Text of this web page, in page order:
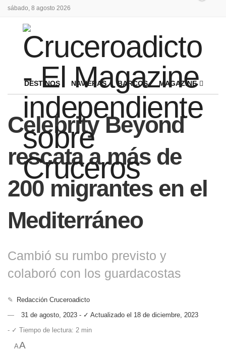
sábado, 8 agosto 2026
DESTINOS NAVIERAS BARCOS MAGAZINE
Celebrity Beyond
rescata a más de
200 migrantes en el
Mediterráneo
Cambió su rumbo previsto y
colaboró con los guardacostas
✎
Redacción Cruceroadicto
31 de agosto, 2023 - ✓ Actualizado el 18 de diciembre, 2023
- ✓ Tiempo de lectura: 2 min
AA